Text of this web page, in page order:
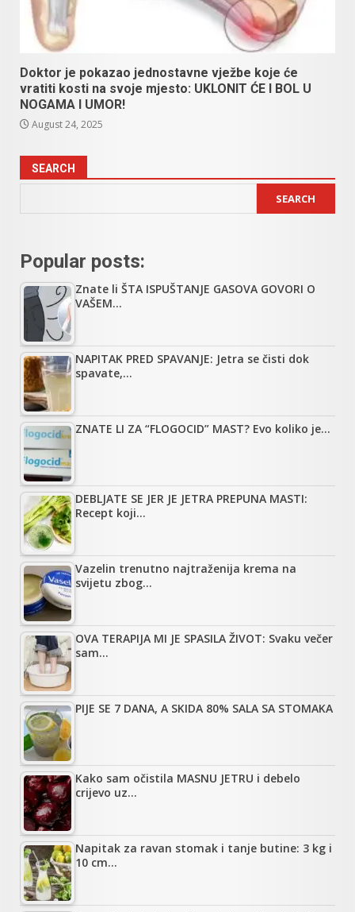
Doktor je pokazao jednostavne vježbe koje će
vratiti kosti na svoje mjesto: UKLONIT ĆE I BOL U
NOGAMA I UMOR!
August 24, 2025
SEARCH
SEARCH
Popular posts:
Znate li ŠTA ISPUŠTANJE GASOVA GOVORI O
VAŠEM…
NAPITAK PRED SPAVANJE: Jetra se čisti dok
spavate,…
ZNATE LI ZA “FLOGOCID” MAST? Evo koliko je…
DEBLJATE SE JER JE JETRA PREPUNA MASTI:
Recept koji…
Vazelin trenutno najtraženija krema na
svijetu zbog…
OVA TERAPIJA MI JE SPASILA ŽIVOT: Svaku večer
sam…
PIJE SE 7 DANA, A SKIDA 80% SALA SA STOMAKA
Kako sam očistila MASNU JETRU i debelo
crijevo uz…
Napitak za ravan stomak i tanje butine: 3 kg i
10 cm…